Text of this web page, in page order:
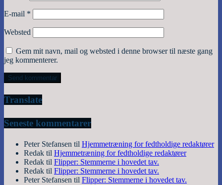
E-mail *
Websted
Gem mit navn, mail og websted i denne browser til næste gang
jeg kommenterer.
Translate
Seneste kommentarer
Peter Stefansen til Hjemmetræning for fedtholdige redaktører
Redak til Hjemmetræning for fedtholdige redaktører
Redak til Flipper: Stemmerne i hovedet tav.
Redak til Flipper: Stemmerne i hovedet tav.
Peter Stefansen til Flipper: Stemmerne i hovedet tav.